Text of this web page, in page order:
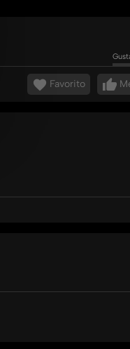
Favorito
búsqueda de su
y en nuestras